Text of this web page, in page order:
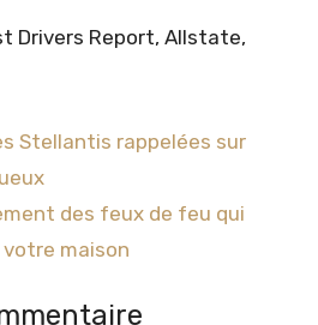
Drivers Report, Allstate,
Stellantis rappelées sur
des feux de feu qui
votre maison